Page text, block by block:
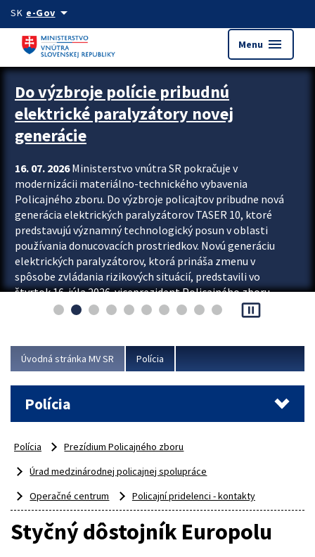
Preskocit na hlavný obsah
SK e-Govarrow_drop_down
Menu menu
Zastavit automatický posun upútavok
Do výzbroje polície pribudnú
elektrické paralyzátory novej
generácie
16. 07. 2026Ministerstvo vnútra SR pokračuje v
modernizácii materiálno-technického vybavenia
Policajného zboru. Do výzbroje policajtov pribudne nová
generácia elektrických paralyzátorov TASER 10, ktoré
predstavujú významný technologický posun v oblasti
používania donucovacích prostriedkov. Novú generáciu
elektrických paralyzátorov, ktorá prináša zmenu v
spôsobe zvládania rizikových situácií, predstavili vo
štvrtok 16. júla 2026 viceprezident Policajného zboru
Rastislav Polakovič a riaditeľ odboru výcviku...
pause_presentation
Úvodná stránka MV SR Polícia
Polícia
Polícia
Prezídium Policajného zboru
Úrad medzinárodnej policajnej spolupráce
Operačné centrum
Policajní pridelenci - kontakty
Styčný dôstojník Europolu